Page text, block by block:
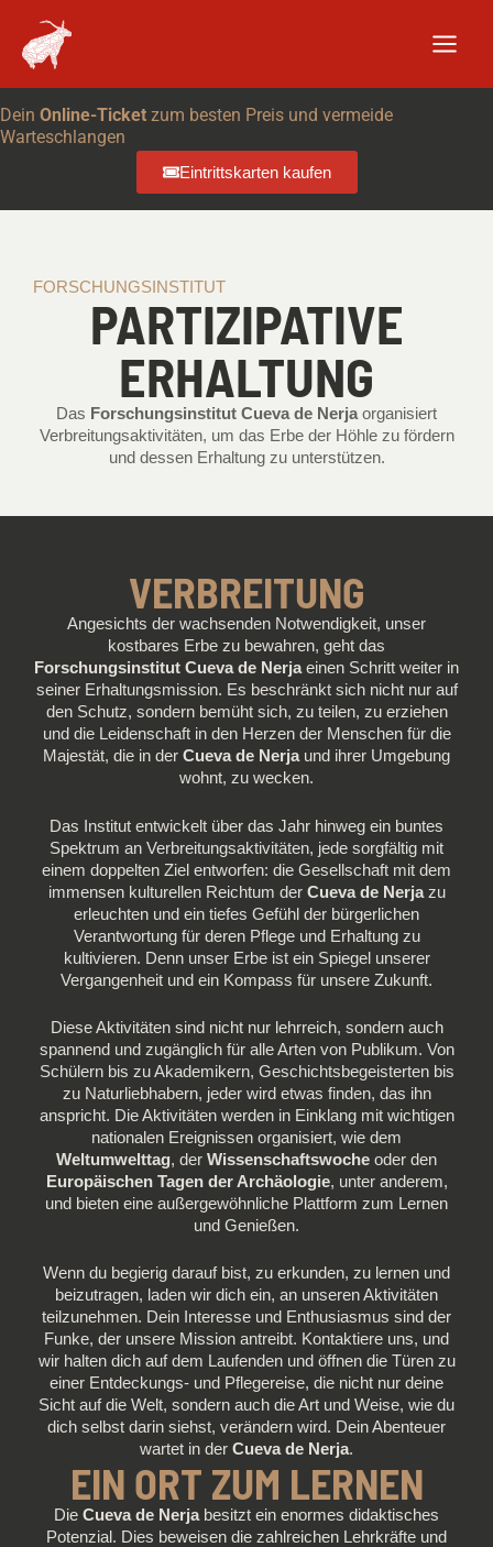
Inhalt
springen
Dein Online-Ticket zum besten Preis und vermeide
Warteschlangen
Eintrittskarten kaufen
FORSCHUNGSINSTITUT
PARTIZIPATIVE
ERHALTUNG
Das Forschungsinstitut Cueva de Nerja organisiert
Verbreitungsaktivitäten, um das Erbe der Höhle zu fördern
und dessen Erhaltung zu unterstützen.
VERBREITUNG
Angesichts der wachsenden Notwendigkeit, unser
kostbares Erbe zu bewahren, geht das
Forschungsinstitut Cueva de Nerjaeinen Schritt weiter in
seiner Erhaltungsmission. Es beschränkt sich nicht nur auf
den Schutz, sondern bemüht sich, zu teilen, zu erziehen
und die Leidenschaft in den Herzen der Menschen für die
Majestät, die in der Cueva de Nerjaund ihrer Umgebung
wohnt, zu wecken.
Das Institut entwickelt über das Jahr hinweg ein buntes
Spektrum an Verbreitungsaktivitäten, jede sorgfältig mit
einem doppelten Ziel entworfen: die Gesellschaft mit dem
immensen kulturellen Reichtum der Cueva de Nerjazu
erleuchten und ein tiefes Gefühl der bürgerlichen
Verantwortung für deren Pflege und Erhaltung zu
kultivieren. Denn unser Erbe ist ein Spiegel unserer
Vergangenheit und ein Kompass für unsere Zukunft.
Diese Aktivitäten sind nicht nur lehrreich, sondern auch
spannend und zugänglich für alle Arten von Publikum. Von
Schülern bis zu Akademikern, Geschichtsbegeisterten bis
zu Naturliebhabern, jeder wird etwas finden, das ihn
anspricht. Die Aktivitäten werden in Einklang mit wichtigen
nationalen Ereignissen organisiert, wie dem
Weltumwelttag, der Wissenschaftswoche oder den
Europäischen Tagen der Archäologie, unter anderem,
und bieten eine außergewöhnliche Plattform zum Lernen
und Genießen.
Wenn du begierig darauf bist, zu erkunden, zu lernen und
beizutragen, laden wir dich ein, an unseren Aktivitäten
teilzunehmen. Dein Interesse und Enthusiasmus sind der
Funke, der unsere Mission antreibt. Kontaktiere uns, und
wir halten dich auf dem Laufenden und öffnen die Türen zu
einer Entdeckungs- und Pflegereise, die nicht nur deine
Sicht auf die Welt, sondern auch die Art und Weise, wie du
dich selbst darin siehst, verändern wird. Dein Abenteuer
wartet in der Cueva de Nerja.
EIN ORT ZUM LERNEN
Die Cueva de Nerjabesitzt ein enormes didaktisches
Potenzial. Dies beweisen die zahlreichen Lehrkräfte und